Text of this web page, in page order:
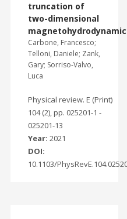
truncation of
two-dimensional
Carbone, Francesco;
Telloni, Daniele; Zank,
Gary; Sorriso-Valvo,
Luca
Physical review. E (Print)
104 (2), pp. 025201-1 -
025201-13
Year: 2021
DOI:
10.1103/